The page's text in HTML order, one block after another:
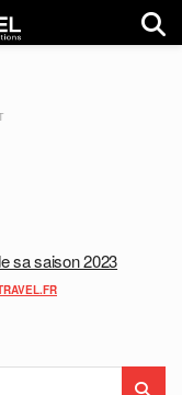
sa saison 2023